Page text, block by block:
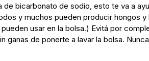
bicarbonato de sodio, esto te va a
y muchos pueden producir hongos
usar en la bolsa.) Evitá por
ganas de ponerte a lavar la bolsa.